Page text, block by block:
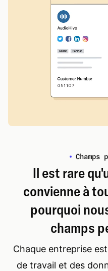
Champs
Il est rare
convienne à
pourquoi
champs
Chaque entreprise
de travail et des